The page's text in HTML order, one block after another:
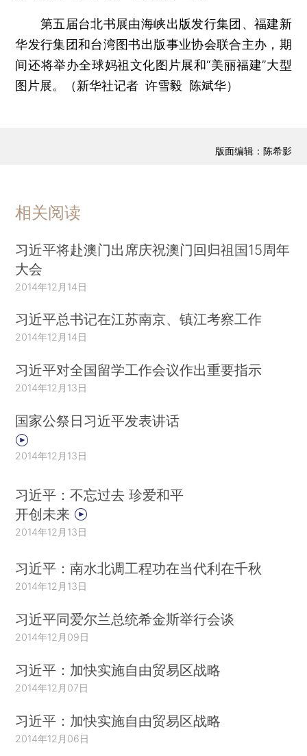
第五届台北书展由海峡出版发行集团、福建新
华发行集团和台湾图书出版事业协会联合主办，期
间还将举办全球妈祖文化图片展和“美丽福建”大型
图片展。（新华社记者 许雪毅 陈斌华）
版面编辑：陈希影
相关阅读
习近平将赴澳门出席庆祝澳门回归祖国15周年
大会
2014年12月14日
习近平总书记在江苏南京、镇江考察工作
2014年12月14日
习近平对全国留学工作会议作出重要指示
2014年12月13日
国家公祭日习近平发表讲话
2014年12月13日
习近平：不忘过去 珍爱和平
开创未来
2014年12月13日
习近平：南水北调工程功在当代利在千秋
2014年12月13日
习近平同爱尔兰总统希金斯举行会谈
2014年12月09日
习近平：加快实施自由贸易区战略
2014年12月07日
习近平：加快实施自由贸易区战略
2014年12月06日